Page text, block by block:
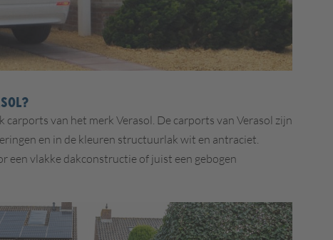
carports van het merk Verasol. De carports van Verasol zijn
en in de kleuren structuurlak wit en antraciet.
een vlakke dakconstructie of juist een gebogen